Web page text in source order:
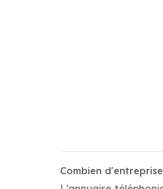
Combien